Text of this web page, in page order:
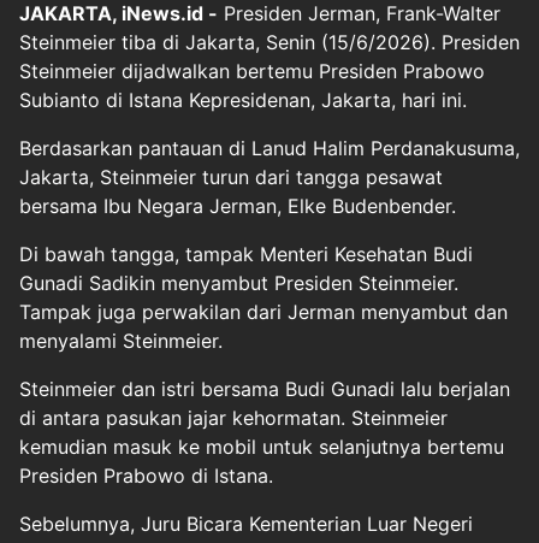
JAKARTA, iNews.id - Presiden Jerman, Frank-Walter
Steinmeier tiba di Jakarta, Senin (15/6/2026). Presiden
Steinmeier dijadwalkan bertemu Presiden Prabowo
Subianto di Istana Kepresidenan, Jakarta, hari ini.
Berdasarkan pantauan di Lanud Halim Perdanakusuma,
Jakarta, Steinmeier turun dari tangga pesawat
bersama Ibu Negara Jerman, Elke Budenbender.
Di bawah tangga, tampak Menteri Kesehatan Budi
Gunadi Sadikin menyambut Presiden Steinmeier.
Tampak juga perwakilan dari Jerman menyambut dan
menyalami Steinmeier.
Steinmeier dan istri bersama Budi Gunadi lalu berjalan
di antara pasukan jajar kehormatan. Steinmeier
kemudian masuk ke mobil untuk selanjutnya bertemu
Presiden Prabowo di Istana.
Sebelumnya, Juru Bicara Kementerian Luar Negeri